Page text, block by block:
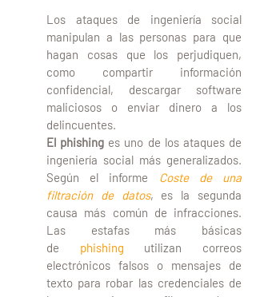
Los ataques de ingeniería social
manipulan a las personas para que
hagan cosas que los perjudiquen,
como compartir información
confidencial, descargar software
maliciosos o enviar dinero a los
delincuentes.
El phishing es uno de los ataques de
ingeniería social más generalizados.
Según el informe
Coste de una
filtración de datos, es la segunda
causa más común de infracciones.
Las estafas más básicas
de phishing utilizan correos
electrónicos falsos o mensajes de
texto para robar las credenciales de